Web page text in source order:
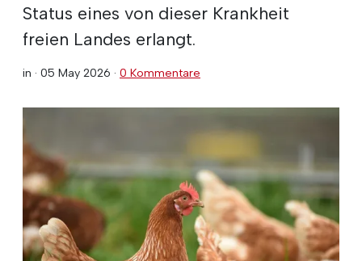
Status eines von dieser Krankheit
freien Landes erlangt.
in · 05 May 2026 · 0 Kommentare